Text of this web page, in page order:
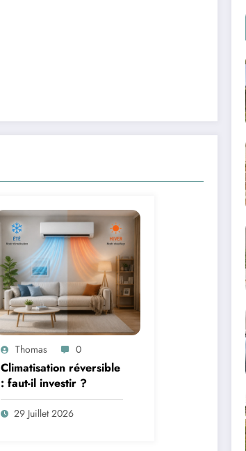
Thomas 0
Climatisation réversible
: faut-il investir ?
29 Juillet 2026